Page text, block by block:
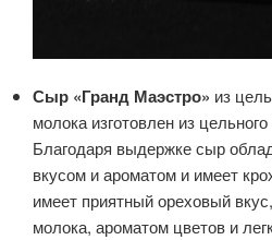
Сыр «Гранд Маэстро» из
молока изготовлен из
Благодаря выдержке сыр
вкусом и ароматом и имеет
имеет приятный ореховый
молока, ароматом цветов и